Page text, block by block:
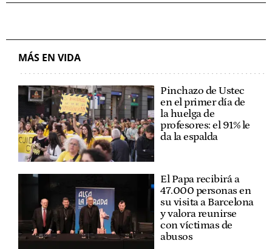
MÁS EN VIDA
Pinchazo de Ustec
en el primer día de
la huelga de
profesores: el 91% le
da la espalda
El Papa recibirá a
47.000 personas en
su visita a Barcelona
y valora reunirse
con víctimas de
abusos